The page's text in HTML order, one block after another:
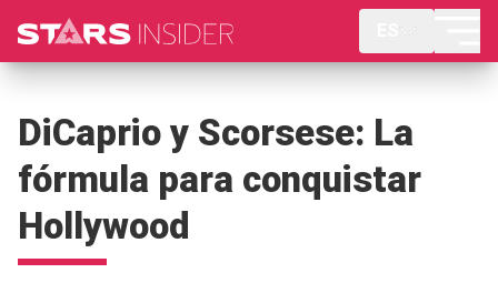
DiCaprio y Scorsese: La
fórmula para conquistar
Hollywood